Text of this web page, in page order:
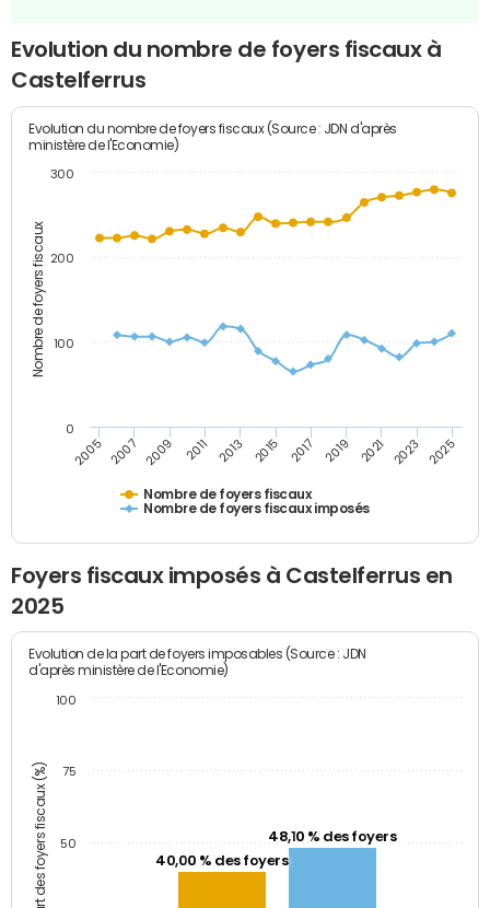
Evolution du nombre de foyers fiscaux à
Castelferrus
Nombre de foyers fiscaux
Evolution du nombre de foyers fiscaux (Source : JDN d'après
ministère de l'Economie)
Nombre de foyers fiscaux
Nombre de foyers fiscaux imposés
2005 2007 2009 2011 2013 2015 2017 2019 2021 2023 2025
0
100
200
300
Foyers fiscaux imposés à Castelferrus en
2025
Part des foyers fiscaux (%)
Evolution de la part de foyers imposables (Source : JDN
d'après ministère de l'Economie)
40,00 % des foyers
48,10 % des foyers
50
75
100